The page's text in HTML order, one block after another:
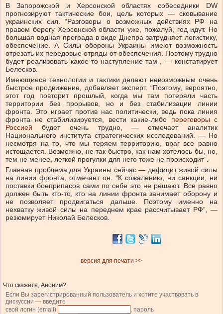
В Запорожской и Херсонской областях собеседники DW
прогнозируют тактические бои, цель которых — сковывание
украинских сил. “Разговоры о возможных действиях РФ на
правом берегу Херсонской области уже, пожалуй, год идут. Но
большая водная преграда в виде Днепра затрудняет логистику,
обеспечение. А Силы обороны Украины имеют возможность
отрезать их передовые отряды от обеспечения. Поэтому трудно
будет реализовать какое-то наступление там”, — констатирует
Белесков.
Имеющиеся технологии и тактики делают невозможным очень
быстрое продвижение, добавляет эксперт. “Поэтому, вероятно,
этот год повторит прошлый, когда мы там потеряли часть
территории без прорывов, но и без стабилизации линии
фронта. Это играет против нас политически, ведь пока линия
фронта не стабилизируется, вести какие-либо переговоры с
Россией будет очень трудно, — отмечает аналитик
Национального института стратегических исследований. — Но
несмотря на то, что мы теряем территорию, враг все равно
истощается. Возможно, не так быстро, как нам хотелось бы, но,
тем не менее, легкой прогулки для него тоже не происходит”.
Главная проблема для Украины сейчас — дефицит живой силы
на линии фронта, отмечает он. “К сожалению, ни санкции, ни
поставки боеприпасов сами по себе это не решают. Все равно
должен быть кто-то, кто на линии фронта занимает оборону и
не позволяет продвигаться дальше. Поэтому именно на
нехватку живой силы на переднем крае рассчитывает РФ”, —
резюмирует Николай Белесков.
версия для печати >>
Что скажете, Аноним?
Если Вы зарегистрированный пользователь и хотите участвовать в
дискуссии — введите
свой логин (email)
, пароль